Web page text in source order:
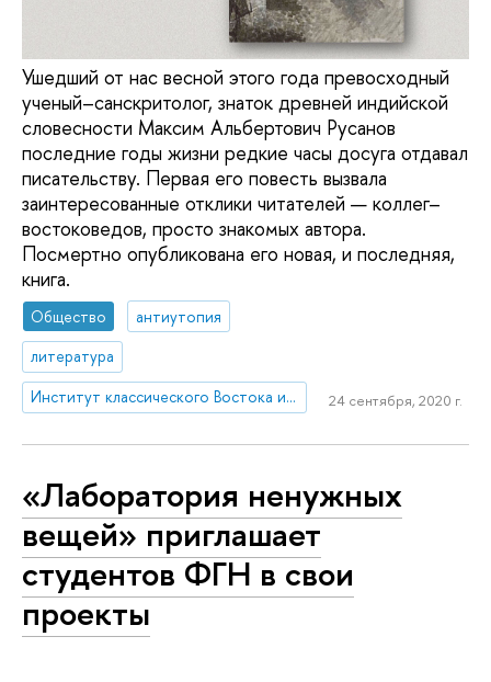
Ушедший от нас весной этого года превосходный
ученый–санскритолог, знаток древней индийской
словесности Максим Альбертович Русанов
последние годы жизни редкие часы досуга отдавал
писательству. Первая его повесть вызвала
заинтересованные отклики читателей — коллег–
востоковедов, просто знакомых автора.
Посмертно опубликована его новая, и последняя,
книга.
Общество
антиутопия
литература
Институт классического Востока и античности
24 сентября, 2020 г.
«Лаборатория ненужных
вещей» приглашает
студентов ФГН в свои
проекты